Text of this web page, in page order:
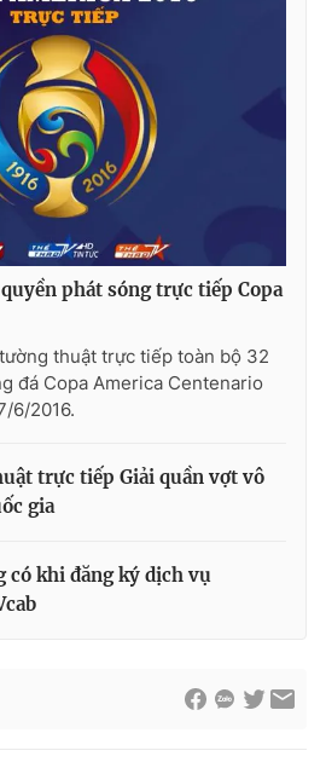
phát sóng trực tiếp Copa
thuật trực tiếp toàn bộ 32
đá Copa America Centenario
6/2016.
trực tiếp Giải quần vợt vô
gia
có khi đăng ký dịch vụ